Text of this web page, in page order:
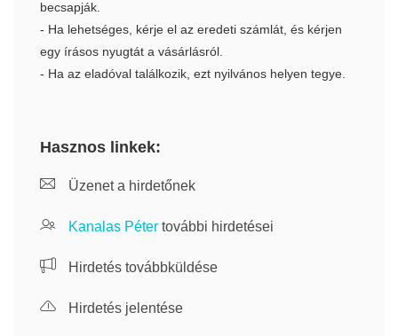
becsapják.
- Ha lehetséges, kérje el az eredeti számlát, és kérjen
egy írásos nyugtát a vásárlásról.
- Ha az eladóval találkozik, ezt nyilvános helyen tegye.
Hasznos linkek:
Üzenet a hirdetőnek
Kanalas Péter további hirdetései
Hirdetés továbbküldése
Hirdetés jelentése